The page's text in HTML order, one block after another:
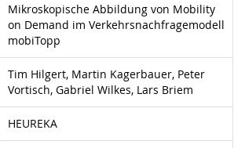
Mikroskopische Abbildung von Mobility
on Demand im Verkehrsnachfragemodell
mobiTopp
Tim Hilgert, Martin Kagerbauer, Peter
Vortisch, Gabriel Wilkes, Lars Briem
HEUREKA